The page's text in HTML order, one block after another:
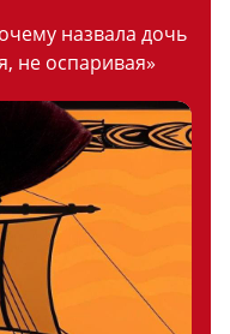
назвала дочь
не оспаривая»